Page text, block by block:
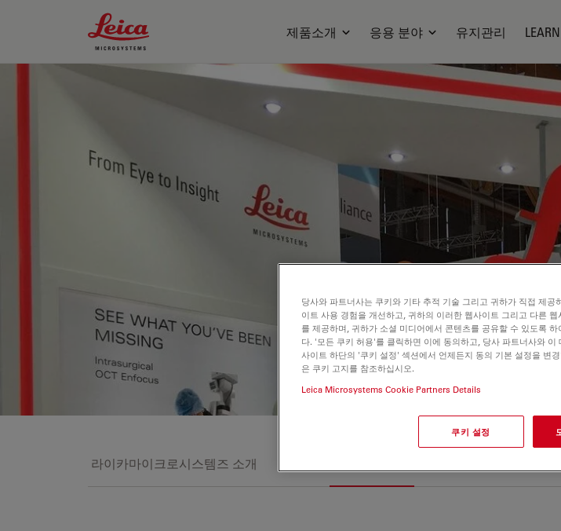
Leica Microsystems Logo
제품소개 응용 분야 유지관리
라이카마이크로시스템즈 소개
당사와 파트너사는 쿠키와 기타 추적 기술 그리고 귀하가 직접 제
이트 사용 경험을 개선하고, 귀하의 이러한 웹사이트 그리고 다른
를 제공하며, 귀하가 소셜 미디어에서 콘텐츠를 공유할 수 있도록
다. '모든 쿠키 허용'를 클릭하면 이에 동의하고, 당사 파트너사와
사이트 하단의 '쿠키 설정' 섹션에서 언제든지 동의 기본 설정을 변
은 쿠키 고지를 참조하십시오.
Leica Microsystems Cookie Partners Details
쿠키 설정